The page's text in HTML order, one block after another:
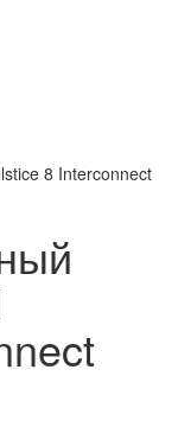
8 Interconnect